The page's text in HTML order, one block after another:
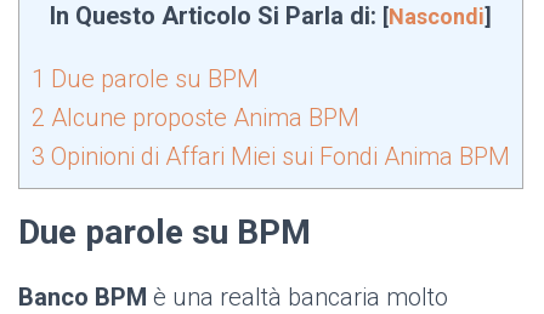
In Questo Articolo Si Parla di: [Nascondi]
1 Due parole su BPM
2 Alcune proposte Anima BPM
3 Opinioni di Affari Miei sui Fondi Anima BPM
Due parole su BPM
Banco BPM è una realtà bancaria molto